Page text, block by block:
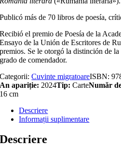
Publicó más de 70 libros de poesía,
Recibió el premio de Poesía de la
Ensayo de la Unión de Escritores de
premios. Se le otorgó la distinción de
grado de comendador.
Categorii:Cuvinte migratoareISBN:
An apariție: 2024Tip: CarteNumăr
16 cm
Descriere
Informații suplimentare
Descriere